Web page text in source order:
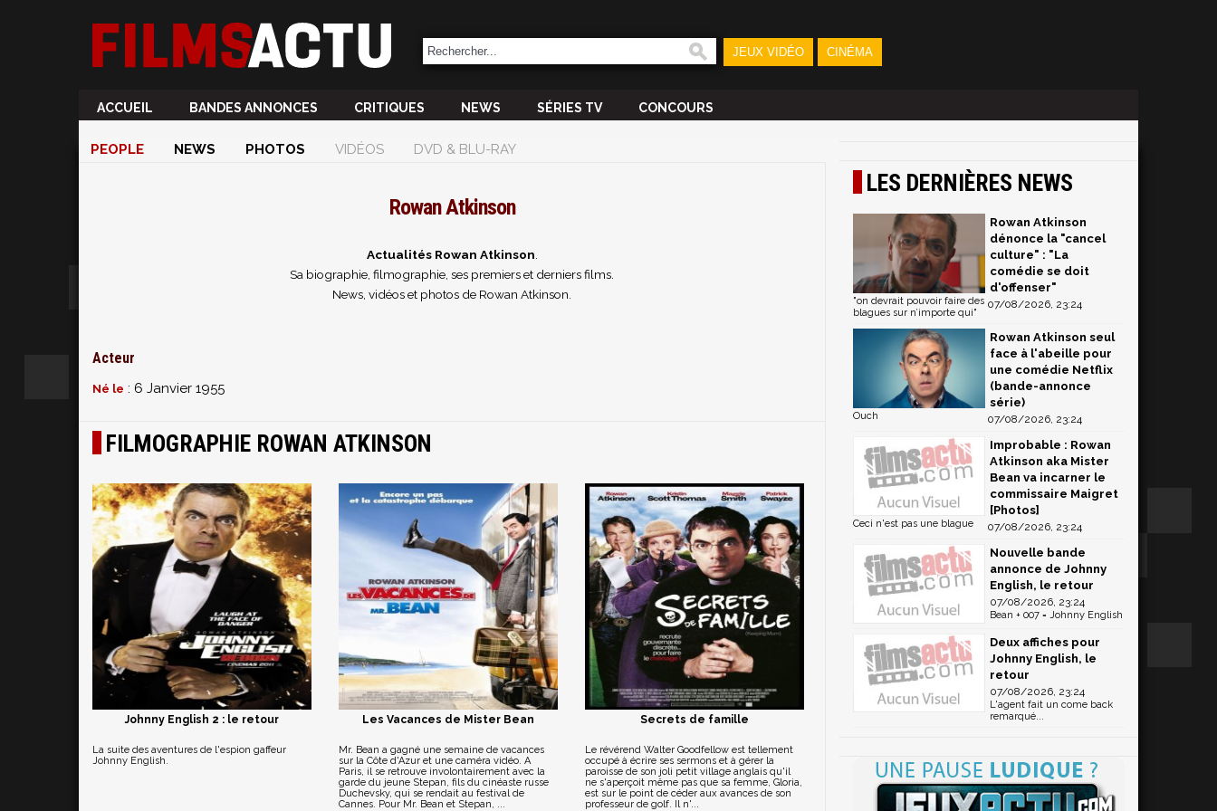
JEUX VIDÉO CINÉMA
ACCUEIL BANDES ANNONCES CRITIQUES NEWS SÉRIES TV CONCOURS
PEOPLE NEWS PHOTOS VIDÉOS DVD & BLU-RAY
Rowan Atkinson
Actualités Rowan Atkinson
Sa biographie, filmographie, ses premiers et derniers films.
News, vidéos et photos de Rowan Atkinson.
Acteur
Né le : 6 Janvier 1955
FILMOGRAPHIE ROWAN ATKINSON
Johnny English 2 : le retour
La suite des aventures de l'espion gaffeur
Johnny English.
Les Vacances de Mister Bean
Mr. Bean a gagné une semaine de vacances
sur la Côte d'Azur et une caméra vidéo. A
Paris, il se retrouve involontairement avec la
garde du jeune Stepan, fils du cinéaste russe
Duchevsky, qui se rendait au festival de
Cannes. Pour Mr. Bean et Stepan, ...
Secrets de famille
Le révérend Walter Goodfellow est tellement
occupé à écrire ses sermons et à gérer la
paroisse de son joli petit village anglais qu'il
ne s'aperçoit même pas que sa femme, Gloria,
est sur le point de céder aux avances de son
professeur de golf. Il n'...
LES DERNIÈRES NEWS
Rowan Atkinson
dénonce la "cancel
culture" : "La
comédie se doit
d'offenser"
07/08/2026, 23:24
"on devrait pouvoir faire des
blagues sur n’importe qui"
Rowan Atkinson seul
face à l'abeille pour
une comédie Netflix
(bande-annonce
série)
07/08/2026, 23:24
Ouch
Improbable : Rowan
Atkinson aka Mister
Bean va incarner le
commissaire Maigret
[Photos]
07/08/2026, 23:24
Ceci n'est pas une blague
Nouvelle bande
annonce de Johnny
English, le retour
07/08/2026, 23:24
Bean + 007 = Johnny English
Deux affiches pour
Johnny English, le
retour
07/08/2026, 23:24
L'agent fait un come back
remarqué...